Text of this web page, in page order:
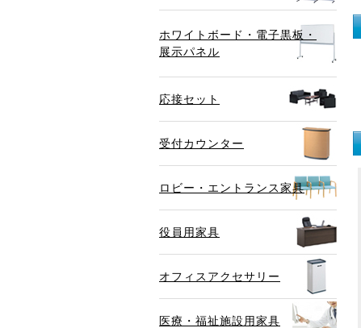
ホワイトボード・電子黒板・
展示パネル
応接セット
受付カウンター
ロビー・エントランス家具
役員用家具
オフィスアクセサリー
医療・福祉施設用家具